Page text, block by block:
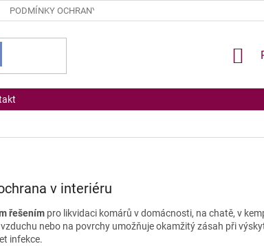
PODMÍNKY OCHRANY OSOBNÍCH ÚDAJŮ
v interiéru
řešením pro likvidaci komárů v domácnosti, na chatě, v
nebo na povrchy umožňuje okamžitý zásah při
infekce.